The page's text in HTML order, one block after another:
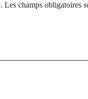
Les champs obligatoires